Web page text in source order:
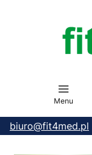
Menu
biuro@fit4med.pl